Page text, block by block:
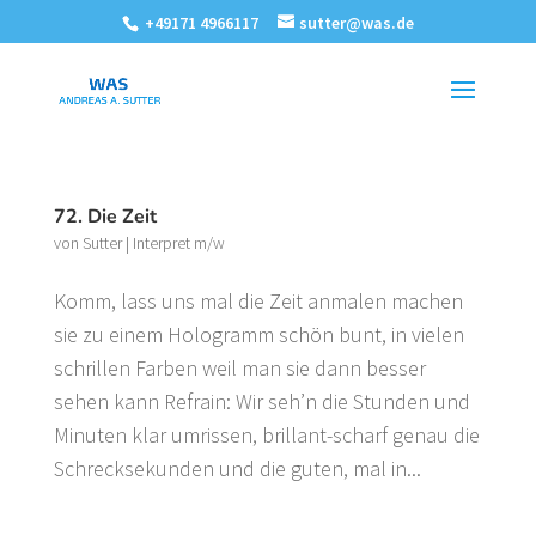
+49171 4966117 sutter@was.de
72. Die Zeit
von Sutter| Interpret m/w
Komm, lass uns mal die Zeit anmalen machen
sie zu einem Hologramm schön bunt, in vielen
schrillen Farben weil man sie dann besser
sehen kann Refrain: Wir seh’n die Stunden und
Minuten klar umrissen, brillant-scharf genau die
Schrecksekunden und die guten, mal in...